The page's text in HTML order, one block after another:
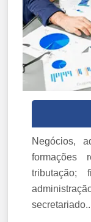
Negócios,
formações
tributação;